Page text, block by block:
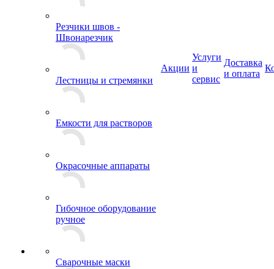
Резчики швов -
Швонарезчик
Лестницы и стремянки
Емкости для растворов
Окрасочные аппараты
Гибочное оборудование
ручное
Сварочные маски
Акции
Услуги
и
сервис
Доставка
и оплата